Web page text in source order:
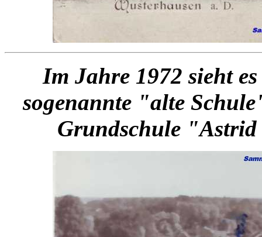
Im Jahre 1972 sieht
sogenannte "alte
Grundschule